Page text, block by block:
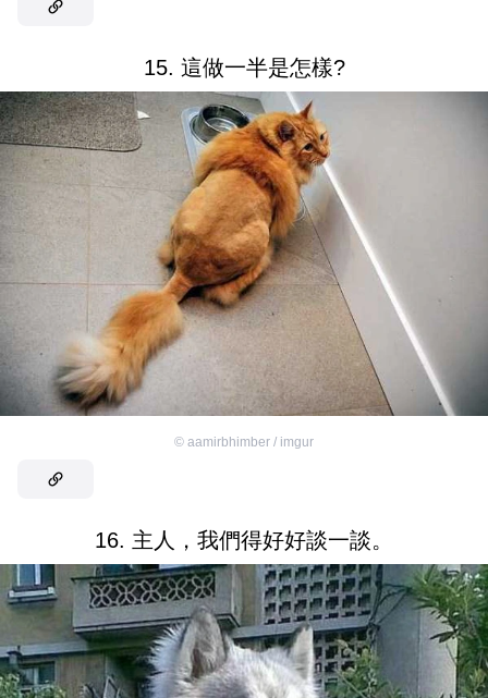
15. 這做一半是怎樣?
© aamirbhimber / imgur
16. 主人，我們得好好談一談。